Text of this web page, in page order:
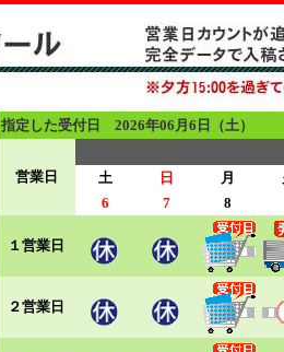
指定した受付日 2026年06月6日（土）
営業日 土 日 月
6
7 8
１営業日
２営業日